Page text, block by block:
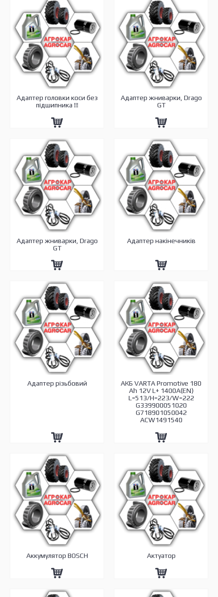
Адаптер головки коси без
підшипника !!!
Адаптер жниварки, Drago
GT
Адаптер жниварки, Drago
GT
Адаптер накінечників
Адаптер різьбовий
АКБ VARTA Promotive 180
Ah 12V L+ 1400A(EN)
L=513/H=223/W=222
G339900051020
G718901050042
ACW1491540
Аккумулятор BOSCH Актуатор